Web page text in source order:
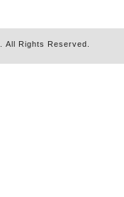
. All Rights Reserved.